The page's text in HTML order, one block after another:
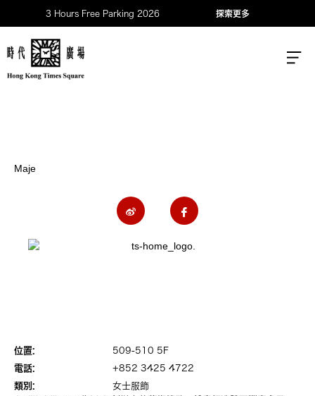
3 Hours Free Parking 2026 探索更多
Maje
位置:
509-510 5F
電話:
+852 3425 4722
類別:
女士服飾